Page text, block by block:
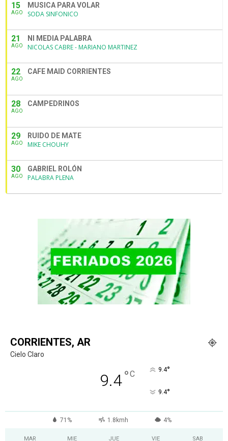
15
AGO
MUSICA PARA VOLAR
SODA SINFONICO
21
AGO
NI MEDIA PALABRA
NICOLAS CABRE - MARIANO MARTINEZ
22
AGO
CAFE MAID CORRIENTES
28
AGO
CAMPEDRINOS
29
AGO
RUIDO DE MATE
MIKE CHOUHY
30
AGO
GABRIEL ROLÓN
PALABRA PLENA
CORRIENTES, AR
Cielo Claro
9.4°C 9.4°
9.4°
71% 1.8kmh 4%
MAR MIE JUE VIE SAB